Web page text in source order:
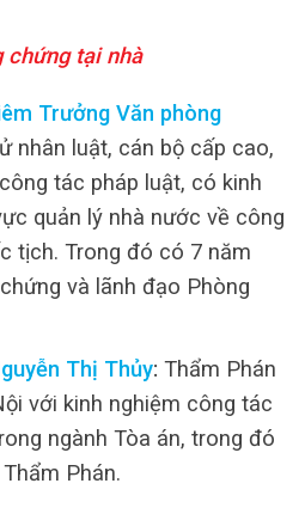
chứng tại nhà
Trưởng Văn phòng
nhân luật, cán bộ cấp cao,
tác pháp luật, có kinh
quản lý nhà nước về công
tịch. Trong đó có 7 năm
và lãnh đạo Phòng
Thị Thủy: Thẩm Phán
với kinh nghiệm công tác
ngành Tòa án, trong đó
Phán.